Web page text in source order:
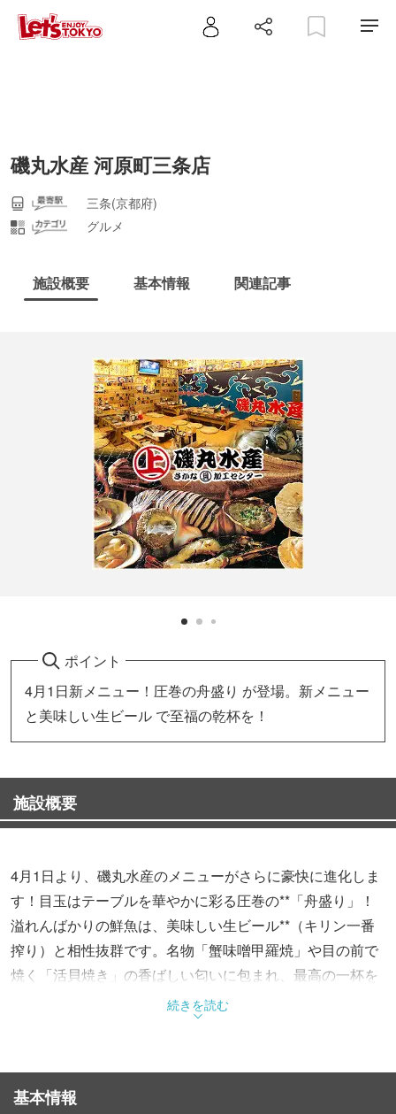
磯丸水産 河原町三条店
三条(京都府)
グルメ
施設概要 基本情報 関連記事
ポイント
4月1日新メニュー！圧巻の舟盛り が登場。新メニュー
と美味しい生ビール で至福の乾杯を！
施設概要
4月1日より、磯丸水産のメニューがさらに豪快に進化しま
す！目玉はテーブルを華やかに彩る圧巻の**「舟盛り」！
溢れんばかりの鮮魚は、美味しい生ビール**（キリン一番
搾り）と相性抜群です。名物「蟹味噌甲羅焼」や目の前で
焼く「活貝焼き」の香ばしい匂いに包まれ、最高の一杯を
流し込む至福のひとときを。新しくなった磯丸の真骨頂を
続きを読む
基本情報